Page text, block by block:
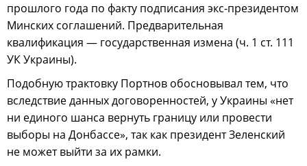
прошлого года по факту подписания экс-президентом
Минских соглашений. Предварительная
квалификация — государственная измена (ч. 1 ст. 111
УК Украины).
Подобную трактовку Портнов обосновывал тем, что
вследствие данных договоренностей, у Украины «нет
ни единого шанса вернуть границу или провести
выборы на Донбассе», так как президент Зеленский
не может выйти за их рамки.